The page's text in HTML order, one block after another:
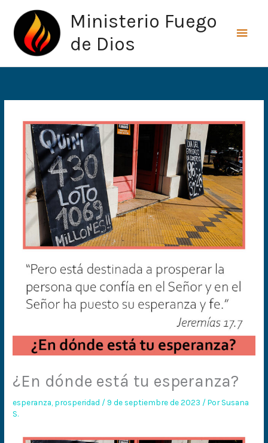
contenido
Ministerio Fuego
de Dios
¿En dónde está tu esperanza?
esperanza, prosperidad /9 de septiembre de 2023 / PorSusana
S.